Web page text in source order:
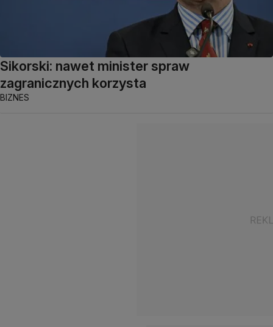
Sikorski: nawet minister spraw
zagranicznych korzysta
BIZNES